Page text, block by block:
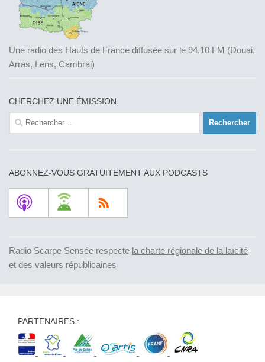
Une radio des Hauts de France diffusée sur le 94.10 FM (Douai,
Arras, Lens, Cambrai)
CHERCHEZ UNE ÉMISSION
Rechercher :
ABONNEZ-VOUS GRATUITEMENT AUX PODCASTS
Radio Scarpe Sensée respecte la charte régionale de la laïcité
et des valeurs républicaines
PARTENAIRES :